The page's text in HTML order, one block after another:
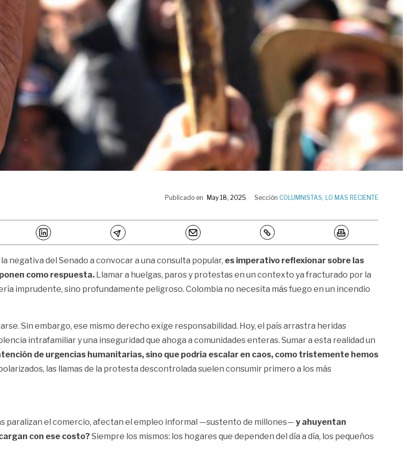
Publicado en May 18, 2025 Sección COLUMNISTAS, LO MAS RECIENTE
negativa del Senado a convocar a una consulta popular, es imperativo reflexionar sobre las
como respuesta. Llamar a huelgas, paros y protestas en un contexto ya fracturado por la
imprudente, sino profundamente peligroso. Colombia no necesita más fuego en un incendio
Sin embargo, ese mismo derecho exige responsabilidad. Hoy, el país arrastra heridas
intrafamiliar y una inseguridad que ahoga a comunidades enteras. Sumar a esta realidad un
de urgencias humanitarias, sino que podría escalar en caos, como tristemente hemos
las llamas de la protesta descontrolada suelen consumir primero a los más
paralizan el comercio, afectan el empleo informal —sustento de millones— y ahuyentan
con ese costo?Siempre los mismos: los hogares que dependen del día a día, los pequeños